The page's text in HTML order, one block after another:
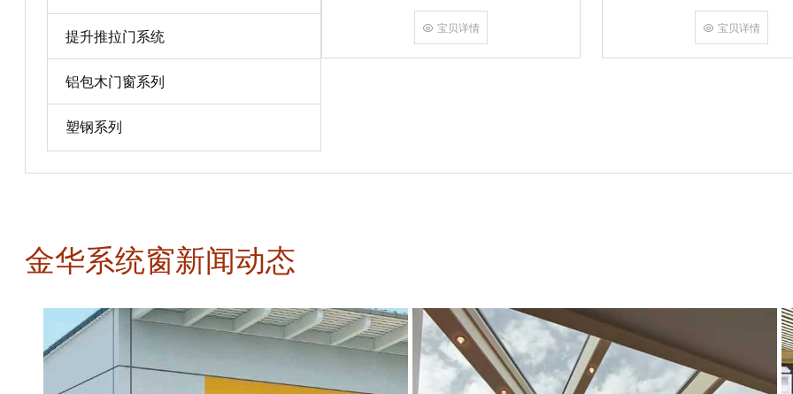
提升推拉门系统
铝包木门窗系列
塑钢系列
宝贝详情 宝贝详情
角，采用多点挤压角码结构与加重型
结合完成，在通过角部加注德国双组
宝贝详情
金华系统窗新闻动态